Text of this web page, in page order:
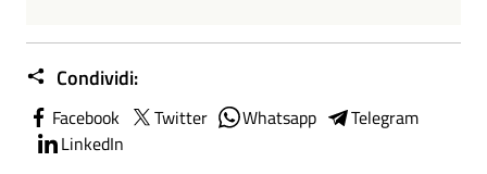
Condividi:
Facebook Twitter Whatsapp
Telegram
LinkedIn